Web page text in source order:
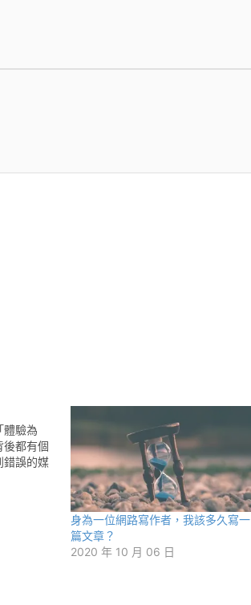
體驗為
後都有個
錯誤的媒
身為一位網路寫作者，我該多久寫一
篇文章？
2020 年 10 月 06 日